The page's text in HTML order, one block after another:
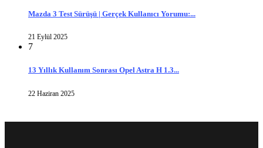
Mazda 3 Test Sürüşü | Gerçek Kullanıcı Yorumu:...
21 Eylül 2025
7
13 Yıllık Kullanım Sonrası Opel Astra H 1.3...
22 Haziran 2025